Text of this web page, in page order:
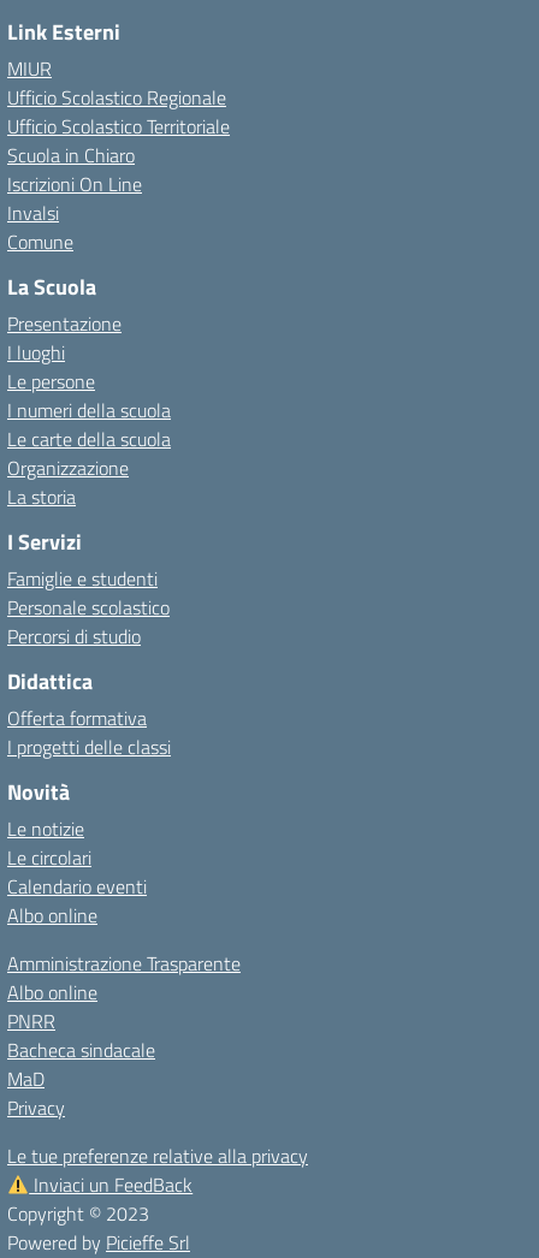
Link Esterni
MIUR
Ufficio Scolastico Regionale
Ufficio Scolastico Territoriale
Scuola in Chiaro
Iscrizioni On Line
Invalsi
Comune
La Scuola
Presentazione
I luoghi
Le persone
I numeri della scuola
Le carte della scuola
Organizzazione
La storia
I Servizi
Famiglie e studenti
Personale scolastico
Percorsi di studio
Didattica
Offerta formativa
I progetti delle classi
Novità
Le notizie
Le circolari
Calendario eventi
Albo online
Amministrazione Trasparente
Albo online
PNRR
Bacheca sindacale
MaD
Privacy
Le tue preferenze relative alla privacy
Inviaci un FeedBack
Copyright © 2023
Powered by Picieffe Srl